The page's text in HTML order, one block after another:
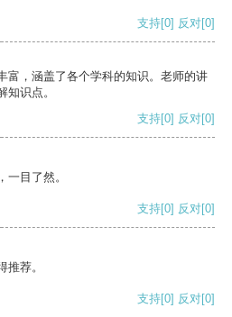
支持[0] 反对[0]
富，涵盖了各个学科的知识。老师的讲
识点。
支持[0] 反对[0]
目了然。
支持[0] 反对[0]
荐。
支持[0] 反对[0]